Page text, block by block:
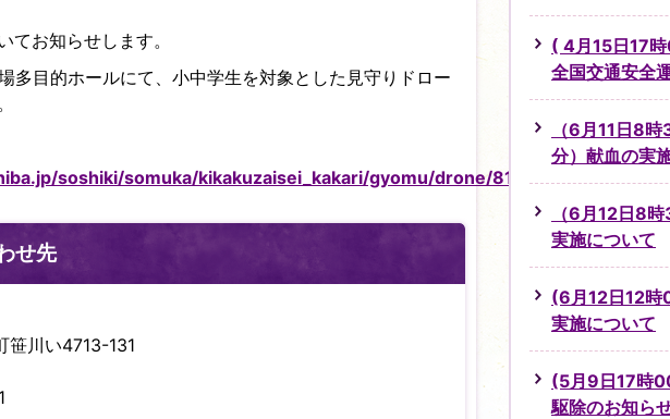
てお知らせします。
多目的ホールにて、小中学生を対象とした見守りドロー
soshiki/somuka/kikakuzaisei_kakari/gyomu/drone/8152.html
せ先
川い4713-131
( 4月15日17
全国交通安全
（6月11日8
分）献血の実
（6月12日8
実施について
(6月12日12時
実施について
(5月9日17時
駆除のお知ら